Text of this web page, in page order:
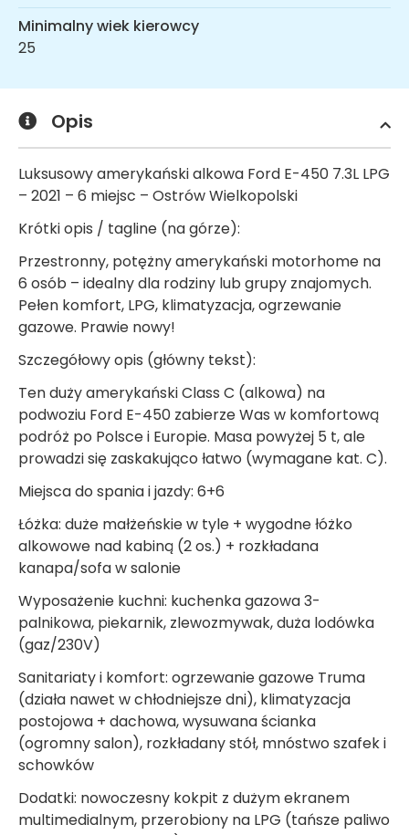
Minimalny wiek kierowcy
25
Opis
Luksusowy amerykański alkowa Ford E-450 7.3L LPG
– 2021 – 6 miejsc – Ostrów Wielkopolski
Krótki opis / tagline (na górze):
Przestronny, potężny amerykański motorhome na
6 osób – idealny dla rodziny lub grupy znajomych.
Pełen komfort, LPG, klimatyzacja, ogrzewanie
gazowe. Prawie nowy!
Szczegółowy opis (główny tekst):
Ten duży amerykański Class C (alkowa) na
podwoziu Ford E-450 zabierze Was w komfortową
podróż po Polsce i Europie. Masa powyżej 5 t, ale
prowadzi się zaskakująco łatwo (wymagane kat. C).
Miejsca do spania i jazdy: 6+6
Łóżka: duże małżeńskie w tyle + wygodne łóżko
alkowowe nad kabiną (2 os.) + rozkładana
kanapa/sofa w salonie
Wyposażenie kuchni: kuchenka gazowa 3-
palnikowa, piekarnik, zlewozmywak, duża lodówka
(gaz/230V)
Sanitariaty i komfort: ogrzewanie gazowe Truma
(działa nawet w chłodniejsze dni), klimatyzacja
postojowa + dachowa, wysuwana ścianka
(ogromny salon), rozkładany stół, mnóstwo szafek i
schowków
Dodatki: nowoczesny kokpit z dużym ekranem
multimedialnym, przerobiony na LPG (tańsze paliwo